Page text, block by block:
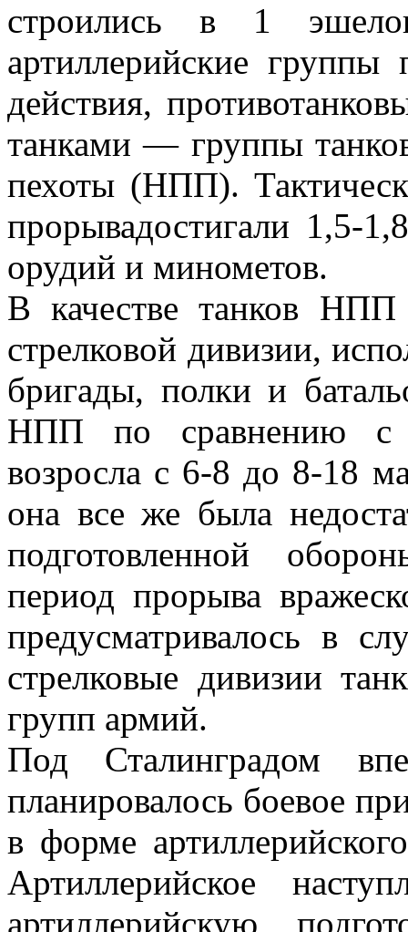
строились в 1
артиллерийские
действия,
танками — группы
пехоты (НПП).
прорывадостигали 1,5-
орудий и минометов.
В качестве танков НПП
стрелковой дивизии,
бригады, полки и
НПП по сравнению с
возросла с 6-8 до 8-18
она все же была
подготовленной
период прорыва
предусматривалось в
стрелковые дивизии
групп армий.
Под Сталинградом
планировалось боевое
в форме
Артиллерийское
артиллерийскую